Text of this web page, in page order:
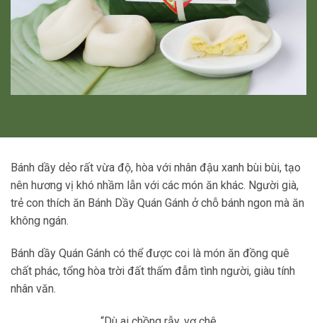
Bánh dầy dẻo rất vừa độ, hòa với nhân đậu xanh bùi bùi, tạo
nên hương vị khó nhầm lẫn với các món ăn khác. Người già,
trẻ con thích ăn Bánh Dầy Quán Gánh ở chỗ bánh ngon mà ăn
không ngán.
Bánh dầy Quán Gánh có thể được coi là món ăn đồng quê
chất phác, tổng hòa trời đất thấm đẫm tình người, giàu tính
nhân văn.